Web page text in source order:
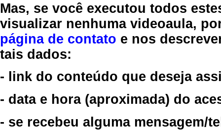
Mas, se você executou todos
visualizar nenhuma videoaula,
página de contato e nos
tais dados:
- link do conteúdo que deseja
- data e hora (aproximada) do
- se recebeu alguma mensagem/